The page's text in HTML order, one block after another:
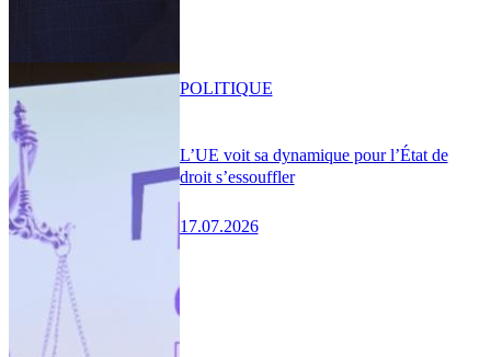
L’UE voit sa dynamique pour l’État de
droit s’essouffler
17.07.2026
POLITIQUE